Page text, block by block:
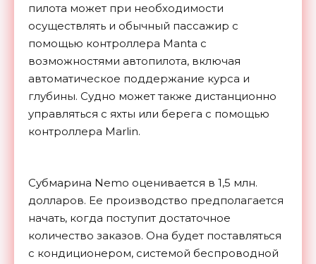
пилота может при необходимости
осуществлять и обычный пассажир с
помощью контроллера Manta с
возможностями автопилота, включая
автоматическое поддержание курса и
глубины. Судно может также дистанционно
управляться с яхты или берега с помощью
контроллера Marlin.
Субмарина Nemo оценивается в 1,5 млн.
долларов. Ее производство предполагается
начать, когда поступит достаточное
количество заказов. Она будет поставляться
с кондиционером, системой беспроводной